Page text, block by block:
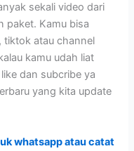
sekali video dari
paket. Kamu bisa
tiktok atau channel
kamu udah liat
dan subcribe ya
yang kita update
whatsapp atau catat